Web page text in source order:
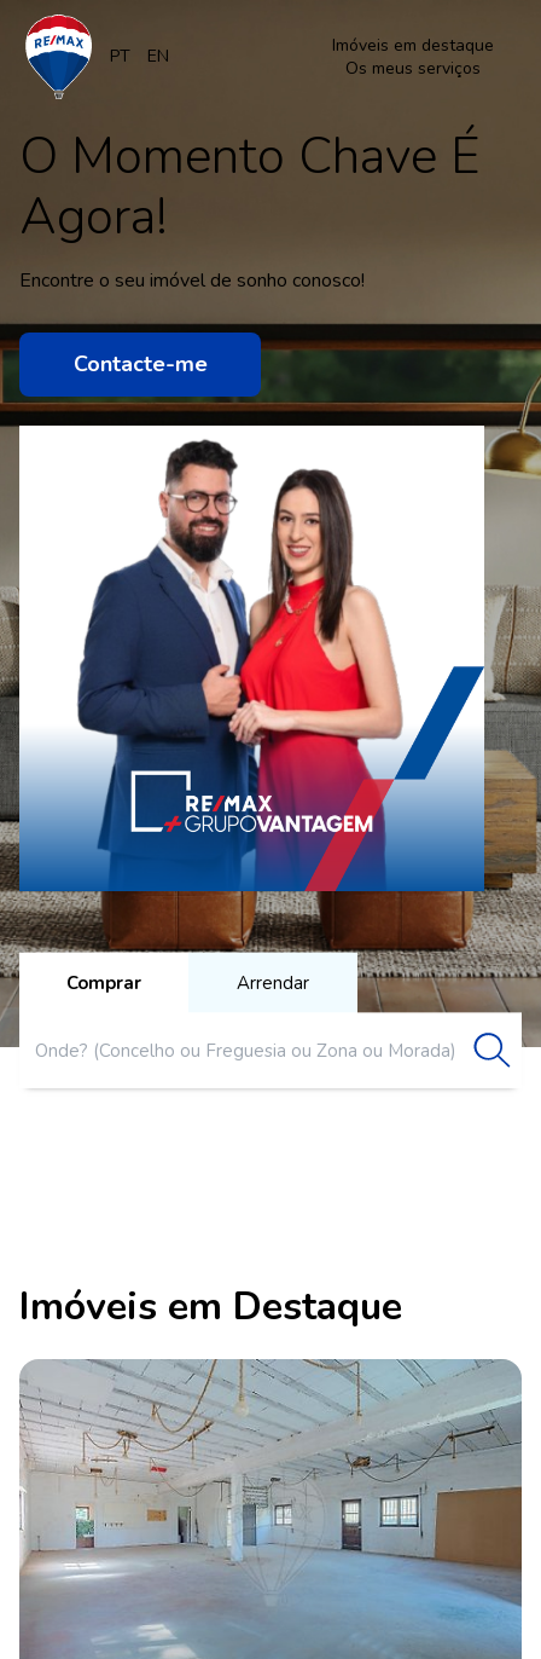
PT EN
Imóveis em destaque
Os meus serviços
O Momento Chave É
Agora!
Encontre o seu imóvel de sonho conosco!
Contacte-me
Comprar Arrendar
Imóveis em Destaque